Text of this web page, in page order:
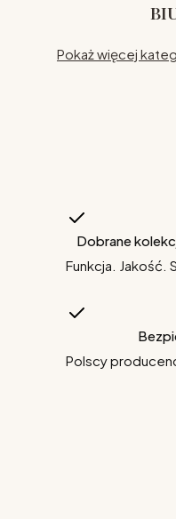
Pokaż więcej
Dobrane
Funkcja. Jakość.
Polscy